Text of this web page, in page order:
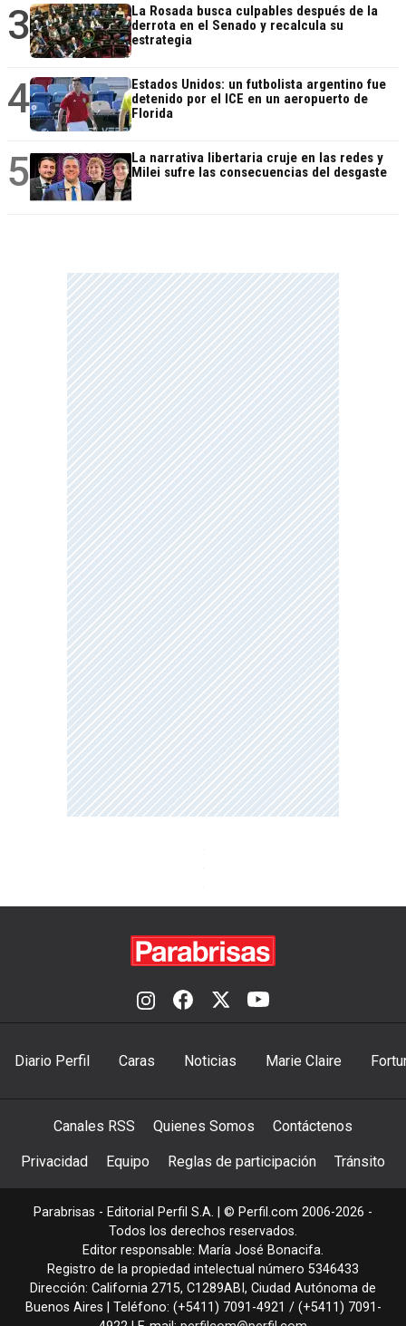
3
La Rosada busca culpables después de la
derrota en el Senado y recalcula su
estrategia
4
Estados Unidos: un futbolista argentino fue
detenido por el ICE en un aeropuerto de
Florida
5
La narrativa libertaria cruje en las redes y
Milei sufre las consecuencias del desgaste
Diario Perfil Caras Noticias Marie Claire
Canales RSS Quienes Somos Contáctenos
Privacidad Equipo Reglas de participación Tránsito
Parabrisas - Editorial Perfil S.A. | © Perfil.com 2006-2026 -
Todos los derechos reservados.
Editor responsable: María José Bonacifa.
Registro de la propiedad intelectual número 5346433
Dirección: California 2715, C1289ABI , Ciudad Autónoma de
Buenos Aires | Teléfono: (+5411) 7091-4921 / (+5411) 7091-